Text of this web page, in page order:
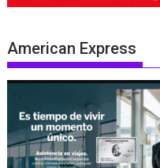
American Express